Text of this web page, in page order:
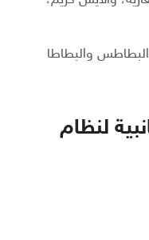
والبطاطا
لنظام